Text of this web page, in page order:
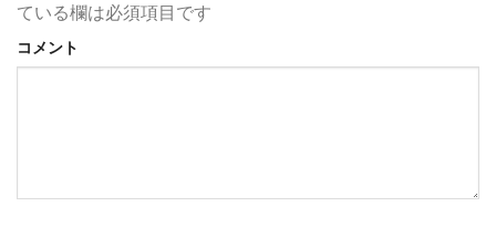
ている欄は必須項目です
コメント